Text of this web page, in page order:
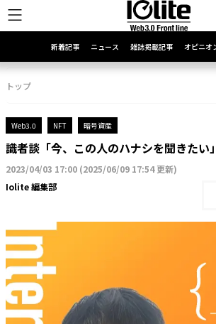
新着記事 ニュース 雑誌掲載記事 オピニオ
トップ
Web3.0 NFT 暗号資産
識者談「今、この人のハナシを聞きた
2023/04/03 17:00 (2025/06/09 17:54 更新)
Iolite 編集部